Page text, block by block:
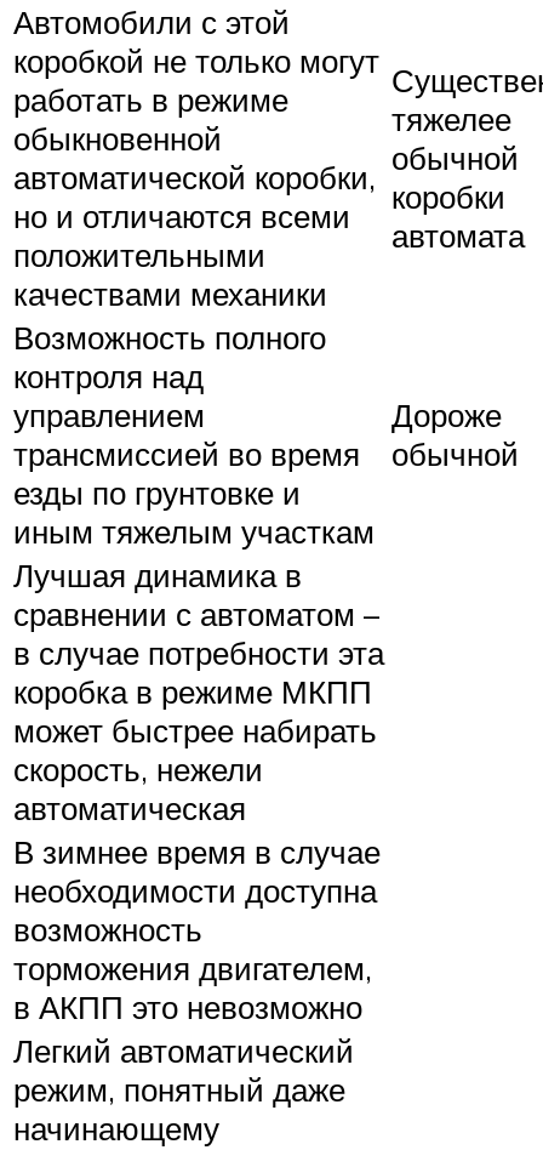
Автомобили с этой
коробкой не только могут
работать в режиме
обыкновенной
автоматической коробки,
но и отличаются всеми
положительными
качествами механики
тяжелее
обычной
коробки
автомата
Возможность полного
контроля над
управлением
трансмиссией во время
езды по грунтовке и
иным тяжелым участкам
Дороже
обычной
Лучшая динамика в
сравнении с автоматом –
в случае потребности эта
коробка в режиме МКПП
может быстрее набирать
скорость, нежели
автоматическая
В зимнее время в случае
необходимости доступна
возможность
торможения двигателем,
в АКПП это невозможно
Легкий автоматический
режим, понятный даже
начинающему